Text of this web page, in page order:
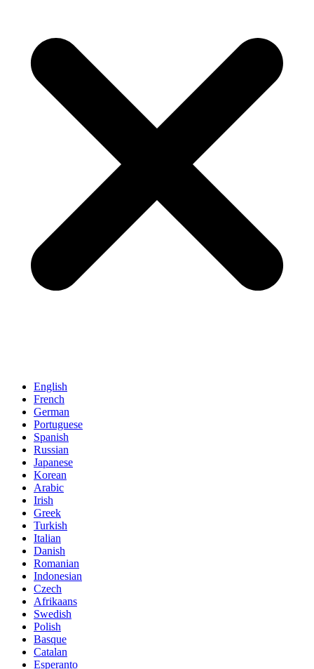
English
French
German
Portuguese
Spanish
Russian
Japanese
Korean
Arabic
Irish
Greek
Turkish
Italian
Danish
Romanian
Indonesian
Czech
Afrikaans
Swedish
Polish
Basque
Catalan
Esperanto